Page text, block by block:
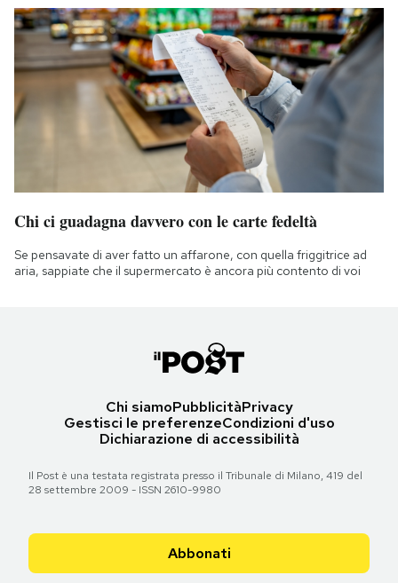
Chi ci guadagna davvero con le carte fedeltà
Se pensavate di aver fatto un affarone, con quella friggitrice ad
aria, sappiate che il supermercato è ancora più contento di voi
Chi siamoPubblicitàPrivacy
Gestisci le preferenzeCondizioni d'uso
Dichiarazione di accessibilità
Il Post è una testata registrata presso il Tribunale di Milano, 419 del
28 settembre 2009 - ISSN 2610-9980
Abbonati